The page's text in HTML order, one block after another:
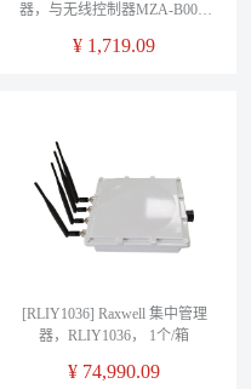
器，与无线控制器MZA-B003-
个/箱
¥ 1,719.09
[RLIY1036] Raxwell 集中管理
器，RLIY1036， 1个/箱
¥ 74,990.09